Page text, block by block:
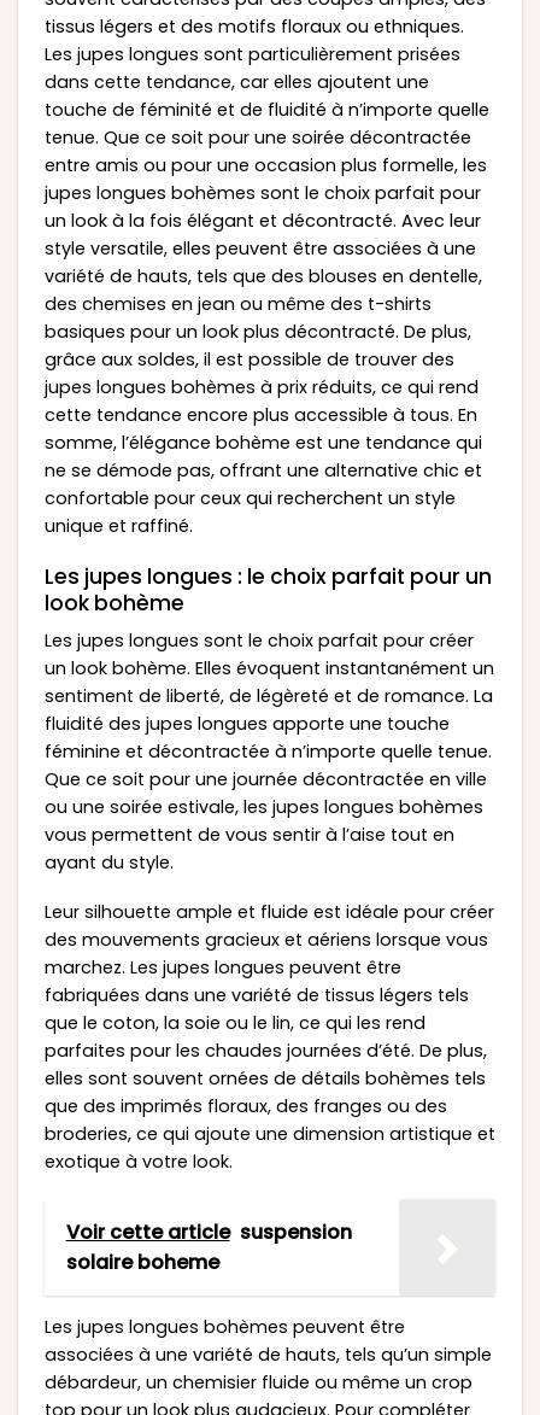
tissus légers et des motifs floraux ou ethniques.
Les jupes longues sont particulièrement prisées
dans cette tendance, car elles ajoutent une
touche de féminité et de fluidité à n’importe quelle
tenue. Que ce soit pour une soirée décontractée
entre amis ou pour une occasion plus formelle, les
jupes longues bohèmes sont le choix parfait pour
un look à la fois élégant et décontracté. Avec leur
style versatile, elles peuvent être associées à une
variété de hauts, tels que des blouses en dentelle,
des chemises en jean ou même des t-shirts
basiques pour un look plus décontracté. De plus,
grâce aux soldes, il est possible de trouver des
jupes longues bohèmes à prix réduits, ce qui rend
cette tendance encore plus accessible à tous. En
somme, l’élégance bohème est une tendance qui
ne se démode pas, offrant une alternative chic et
confortable pour ceux qui recherchent un style
unique et raffiné.
Les jupes longues : le choix parfait pour un
look bohème
Les jupes longues sont le choix parfait pour créer
un look bohème. Elles évoquent instantanément un
sentiment de liberté, de légèreté et de romance. La
fluidité des jupes longues apporte une touche
féminine et décontractée à n’importe quelle tenue.
Que ce soit pour une journée décontractée en ville
ou une soirée estivale, les jupes longues bohèmes
vous permettent de vous sentir à l’aise tout en
ayant du style.
Leur silhouette ample et fluide est idéale pour créer
des mouvements gracieux et aériens lorsque vous
marchez. Les jupes longues peuvent être
fabriquées dans une variété de tissus légers tels
que le coton, la soie ou le lin, ce qui les rend
parfaites pour les chaudes journées d’été. De plus,
elles sont souvent ornées de détails bohèmes tels
que des imprimés floraux, des franges ou des
broderies, ce qui ajoute une dimension artistique et
exotique à votre look.
Voir cette article suspension
solaire boheme
Les jupes longues bohèmes peuvent être
associées à une variété de hauts, tels qu’un simple
débardeur, un chemisier fluide ou même un crop
top pour un look plus audacieux. Pour compléter